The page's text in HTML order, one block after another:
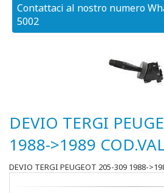
Contattaci al nostro numero
5002
DEVIO TERGI
1988->1989
DEVIO TERGI PEUGEOT 205-309 1988-